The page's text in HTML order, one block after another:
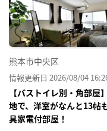
熊本市中央区
情報更新日 2026/08/04
【バストイレ別・角部
地で、洋室がなんと13帖
具家電付部屋！